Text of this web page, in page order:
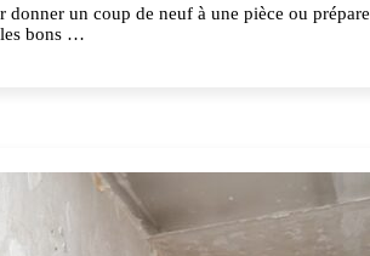
un coup de neuf à une pièce ou
bons …